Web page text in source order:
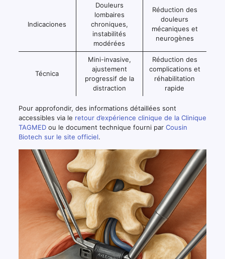
Indicaciones
Douleurs
lombaires
chroniques,
instabilités
modérées
Réduction des
douleurs
mécaniques et
neurogènes
Técnica
Mini-invasive,
ajustement
progressif de la
distraction
Réduction des
complications et
réhabilitation
rapide
Pour approfondir, des informations détaillées sont
accessibles via le retour d’expérience clinique de la Clinique
TAGMEDou le document technique fourni par Cousin
Biotech sur le site officiel.